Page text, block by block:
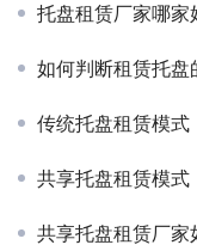
托盘租赁厂家哪家
如何判断租赁托盘
传统托盘租赁模
共享托盘租赁模式
共享托盘租赁厂家